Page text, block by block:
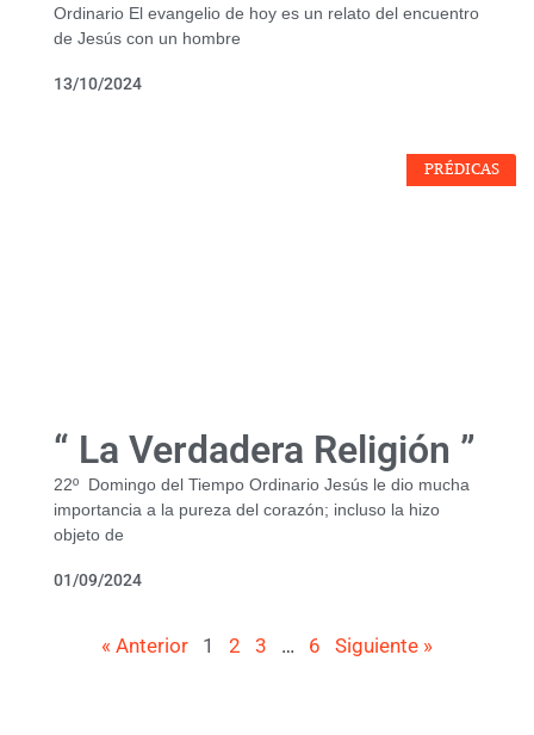
Ordinario El evangelio de hoy es un relato del encuentro
de Jesús con un hombre
13/10/2024
PRÉDICAS
“ La Verdadera Religión ”
22º Domingo del Tiempo Ordinario Jesús le dio mucha
importancia a la pureza del corazón; incluso la hizo
objeto de
01/09/2024
« Anterior 1 2 3 … 6 Siguiente »